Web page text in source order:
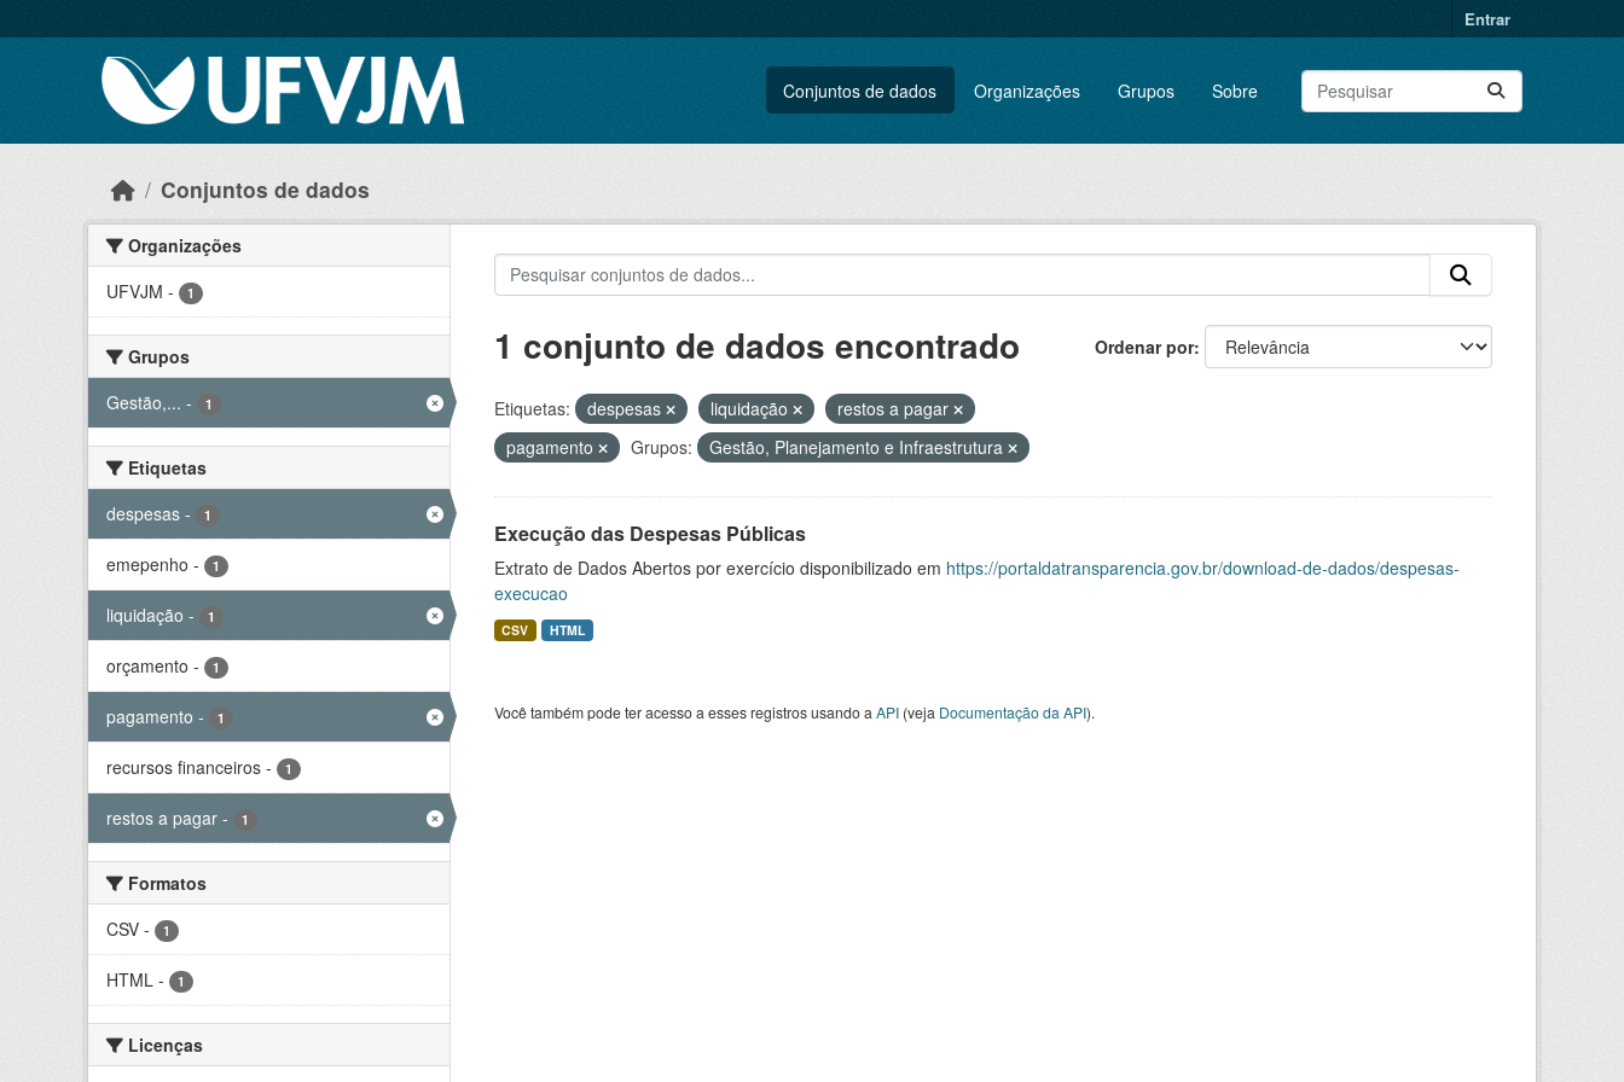
Entrar
Conjuntos de dados Organizações Grupos Sobre
Conjuntos de dados
Organizações
UFVJM - 1
Grupos
Gestão,... - 1
Etiquetas
despesas - 1
emepenho - 1
liquidação - 1
orçamento - 1
pagamento - 1
recursos financeiros - 1
restos a pagar - 1
Formatos
CSV - 1
HTML - 1
Licenças
Ordenar por
1 conjunto de dados encontrado
Etiquetas: despesas liquidação
restos a pagar
pagamento
Grupos: Gestão, Planejamento e Infraestrutura
Execução das Despesas Públicas
Extrato de Dados Abertos por exercício disponibilizado em https://portaldatransparencia.gov.br/download-de-dados/despesas-
execucao
CSV HTML
Você também pode ter acesso a esses registros usando a API(veja Documentação da API).